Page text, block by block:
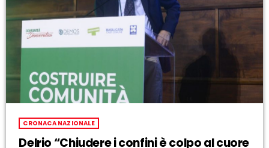
CRONACA NAZIONALE
Delrio “Chiudere i confini è colpo al cuore